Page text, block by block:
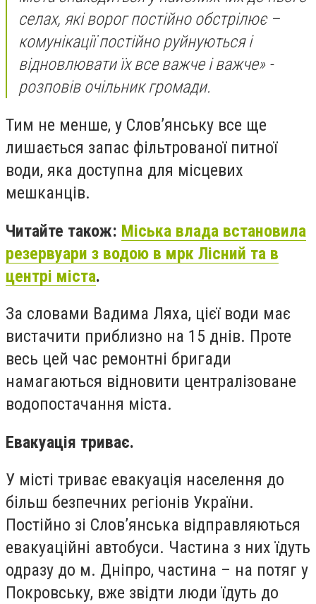
селах, які ворог постійно обстрілює –
комунікації постійно руйнуються і
відновлювати їх все важче і важче» -
розповів очільник громади.
Тим не менше, у Слов’янську все ще
лишається запас фільтрованої питної
води, яка доступна для місцевих
мешканців.
Читайте також: Міська влада встановила
резервуари з водою в мрк Лісний та в
центрі міста.
За словами Вадима Ляха, цієї води має
вистачити приблизно на 15 днів. Проте
весь цей час ремонтні бригади
намагаються відновити централізоване
водопостачання міста.
Евакуація триває.
У місті триває евакуація населення до
більш безпечних регіонів України.
Постійно зі Слов’янська відправляються
евакуаційні автобуси. Частина з них їдуть
одразу до м. Дніпро, частина – на потяг у
Покровську, вже звідти люди їдуть до